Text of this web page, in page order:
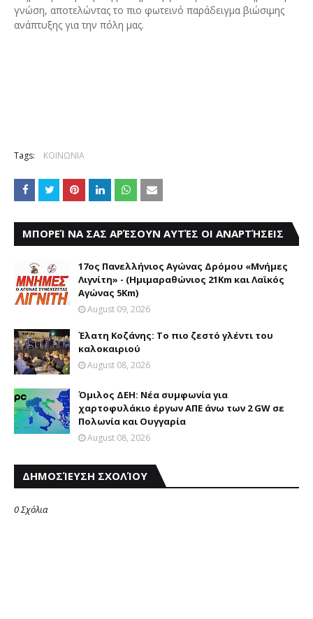
γνώση, αποτελώντας το πιο φωτεινό παράδειγμα βιώσιμης
ανάπτυξης για την πόλη μας.
Tags: ΚΟΙΝΩΝΙΑ
ΜΠΟΡΕΊ ΝΑ ΣΑΣ ΑΡΈΣΟΥΝ ΑΥΤΈΣ ΟΙ ΑΝΑΡΤΉΣΕΙΣ
17ος Πανελλήνιος Αγώνας Δρόμου «Μνήμες
Λιγνίτη» - (Ημιμαραθώνιος 21Km και Λαϊκός
Αγώνας 5Km)
August 09, 2026
Έλατη Κοζάνης: Το πιο ζεστό γλέντι του
καλοκαιριού
August 08, 2026
Όμιλος ΔΕΗ: Νέα συμφωνία για
χαρτοφυλάκιο έργων ΑΠΕ άνω των 2 GW σε
Πολωνία και Ουγγαρία
August 08, 2026
ΔΗΜΟΣΊΕΥΣΗ ΣΧΟΛΊΟΥ
0 Σχόλια